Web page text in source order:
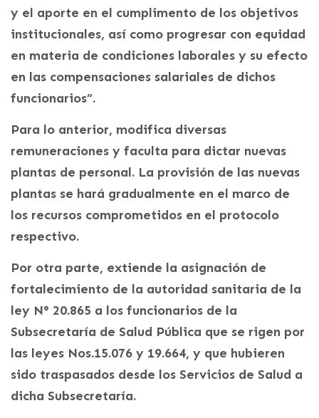
y el aporte en el cumplimento de los objetivos
institucionales, así como progresar con equidad
en materia de condiciones laborales y su efecto
en las compensaciones salariales de dichos
funcionarios”.
Para lo anterior, modifica diversas
remuneraciones y faculta para dictar nuevas
plantas de personal. La provisión de las nuevas
plantas se hará gradualmente en el marco de
los recursos comprometidos en el protocolo
respectivo.
Por otra parte, extiende la asignación de
fortalecimiento de la autoridad sanitaria de la
ley N° 20.865 a los funcionarios de la
Subsecretaría de Salud Pública que se rigen por
las leyes Nos.15.076 y 19.664, y que hubieren
sido traspasados desde los Servicios de Salud a
dicha Subsecretaría.